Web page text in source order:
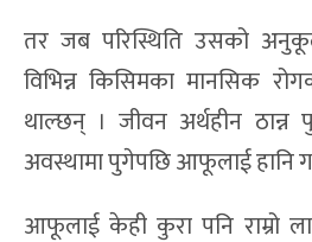
तर जब परिस्थिति उसको
विभिन्न किसिमका मानसिक
थाल्छन् । जीवन अर्थहीन ठान्न
अवस्थामा पुगेपछि आफूलाई हानि
आफूलाई केही कुरा पनि राम्रो